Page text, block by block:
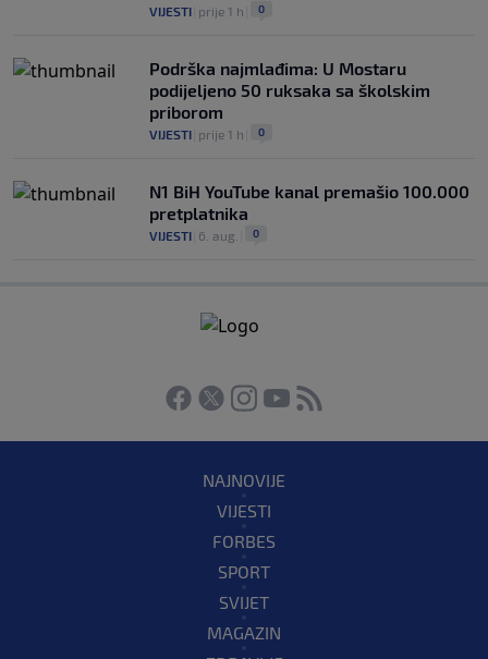
VIJESTI prije 1 h 0
Podrška najmlađima: U Mostaru
podijeljeno 50 ruksaka sa školskim
priborom
VIJESTI prije 1 h 0
N1 BiH YouTube kanal premašio 100.000
pretplatnika
VIJESTI 6. aug. 0
NAJNOVIJE
VIJESTI
FORBES
SPORT
SVIJET
MAGAZIN